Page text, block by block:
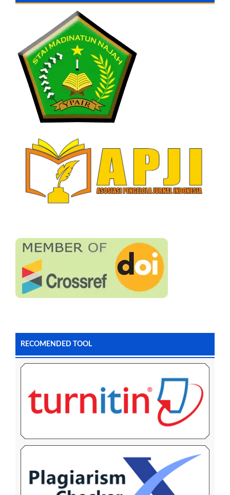
RECOMENDED TOOL